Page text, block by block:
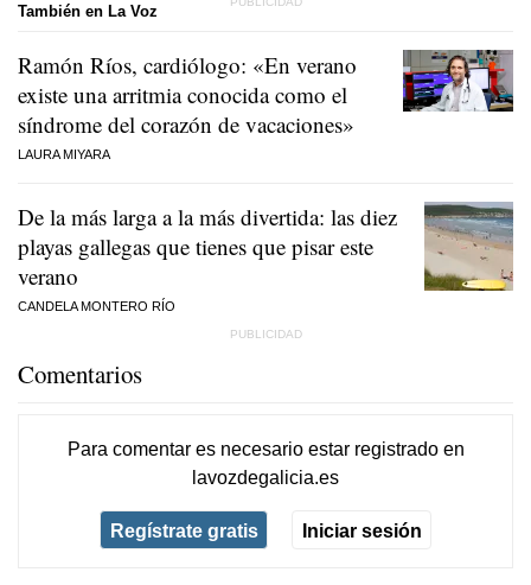
También en La Voz
Ramón Ríos, cardiólogo: «En verano
existe una arritmia conocida como el
síndrome del corazón de vacaciones»
LAURA MIYARA
De la más larga a la más divertida: las diez
playas gallegas que tienes que pisar este
verano
CANDELA MONTERO RÍO
Comentarios
Para comentar es necesario estar registradoen
lavozdegalicia.es
Regístrate gratis Iniciar sesión